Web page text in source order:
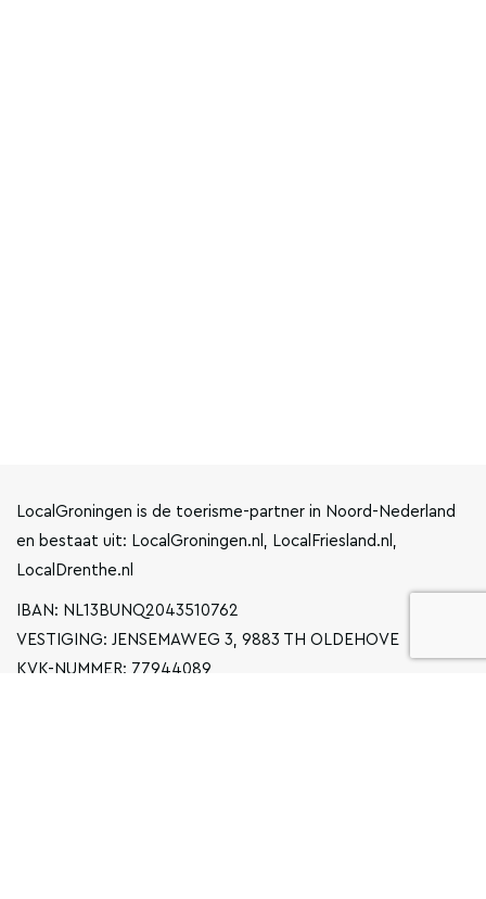
LocalGroningen is de toerisme-partner in Noord-Nederland
en bestaat uit: LocalGroningen.nl, LocalFriesland.nl,
LocalDrenthe.nl
IBAN: NL13BUNQ2043510762
VESTIGING: JENSEMAWEG 3, 9883 TH OLDEHOVE
KVK-NUMMER: 77944089